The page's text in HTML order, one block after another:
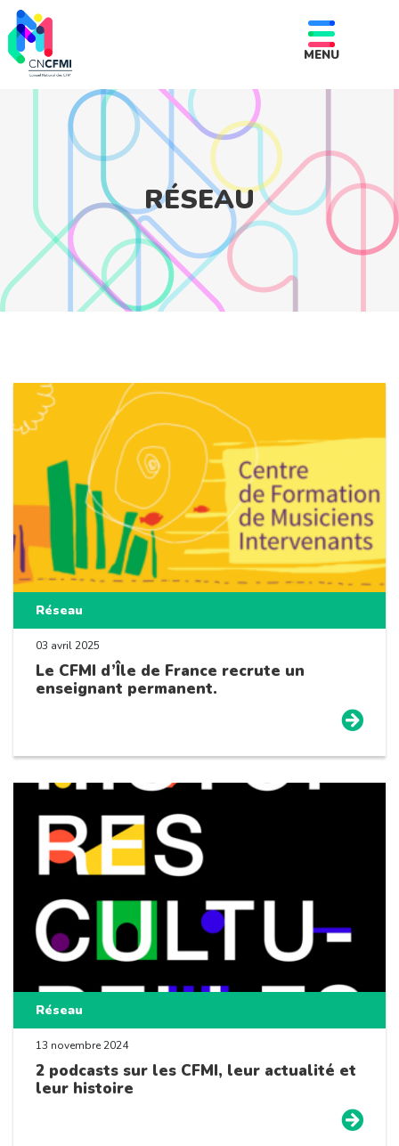
MENU
RÉSEAU
Réseau
03 avril 2025
Le CFMI d’Île de France recrute un
enseignant permanent.
Réseau
13 novembre 2024
2 podcasts sur les CFMI, leur actualité et
leur histoire